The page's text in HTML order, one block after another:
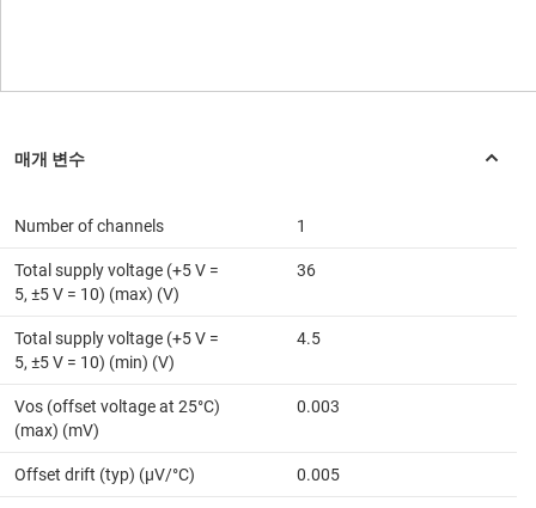
Number of channels 1
Total supply voltage (+5 V =
5, ±5 V = 10) (max) (V)
36
Total supply voltage (+5 V =
5, ±5 V = 10) (min) (V)
4.5
Vos (offset voltage at 25°C)
(max) (mV)
0.003
Offset drift (typ) (µV/°C) 0.005